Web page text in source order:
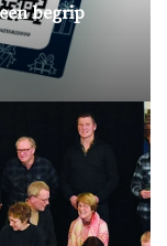
begrip